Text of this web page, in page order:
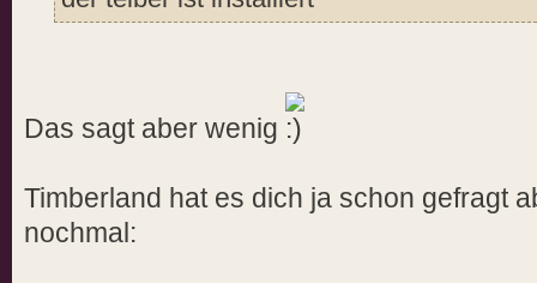
Das sagt aber wenig
Timberland hat es dich ja schon gefragt
nochmal: